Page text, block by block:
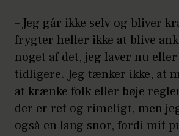
– Jeg går ikke selv og bliver
frygter heller ikke at blive
noget af det, jeg laver nu
tidligere. Jeg tænker ikke, at
at krænke folk eller bøje
der er ret og rimeligt, men
også en lang snor, fordi mit